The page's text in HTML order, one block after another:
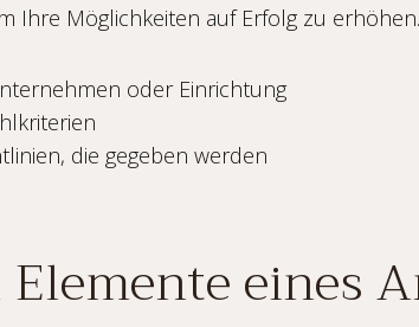
Ihre Möglichkeiten auf Erfolg zu erhöhen.
oder Einrichtung
die gegeben werden
eines